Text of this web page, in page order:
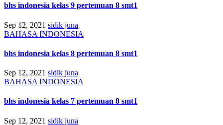
bhs indonesia kelas 9 pertemuan 8 smt1
Sep 12, 2021 sidik juna
BAHASA INDONESIA
bhs indonesia kelas 8 pertemuan 8 smt1
Sep 12, 2021 sidik juna
BAHASA INDONESIA
bhs indonesia kelas 7 pertemuan 8 smt1
Sep 12, 2021 sidik juna